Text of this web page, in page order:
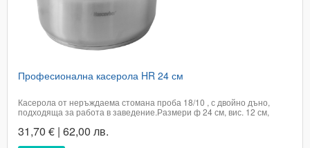
Професионална касерола HR 24 см
Касерола от неръждаема стомана проба 18/10 , с двойно дъно,
подходяща за работа в заведение.Размери ф 24 см, вис. 12 см,
котлониПодходяща за съдомиялна машинаПроизход ТурцияЦената
е с включено ДДС​Доставката...
31,70 € | 62,00 лв.